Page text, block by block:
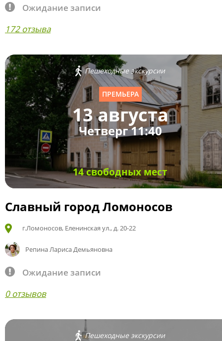
Ожидание записи
172 отзыва
Пешеходные экскурсии
ПРЕМЬЕРА
13 августа
Четверг 11:40
14 свободных мест
Славный город Ломоносов
г.Ломоносов, Еленинская ул., д. 20-22
Репина Лариса Демьяновна
Ожидание записи
0 отзывов
Пешеходные экскурсии